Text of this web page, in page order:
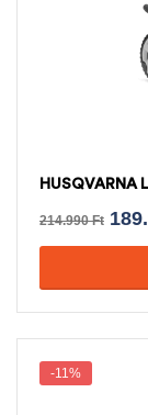
HUSQVARNA
214.990Ft
-11%